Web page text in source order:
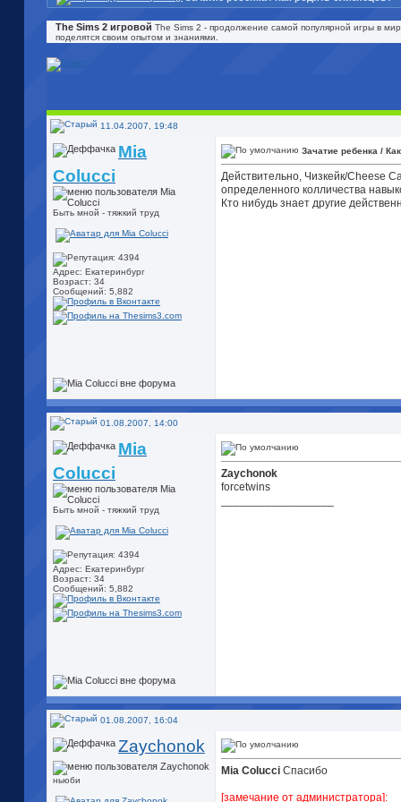
The Sims 2 игровой The Sims 2 - продолжение самой популярной игры в
поделятся своим опытом и знаниями.
11.04.2007, 19:48
Mia
Colucci
Быть мной - тяжкий труд
Адрес: Екатеринбург
Возраст: 34
Сообщений: 5,882
Зачатие ребенка /
Действительно, Чизкейк/Cheese
определенного колличества
Кто нибудь знает другие
01.08.2007, 14:00
Mia
Colucci
Быть мной - тяжкий труд
Адрес: Екатеринбург
Возраст: 34
Сообщений: 5,882
Zaychonok
forcetwins
01.08.2007, 16:04
Zaychonok
ньюби
Mia Colucci Спасибо
[замечание от администратора]: